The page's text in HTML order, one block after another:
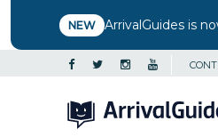
NEW ArrivalGuides is